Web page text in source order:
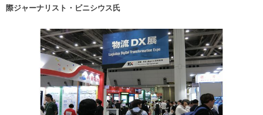
際ジャーナリスト・ビニシウス氏